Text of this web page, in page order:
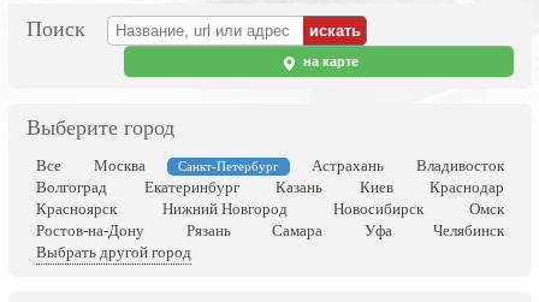
Поиск
на карте
Выберите город
Все Москва Санкт-Петербург Астрахань
Владивосток
Волгоград
Екатеринбург Казань Киев
Краснодар
Красноярск
Нижний Новгород Новосибирск
Омск
Ростов-на-Дону
Рязань Самара Уфа
Челябинск
Выбрать другой город